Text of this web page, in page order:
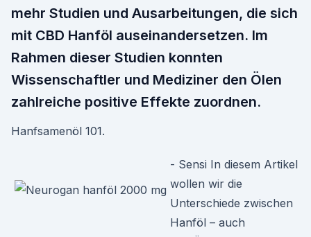
mehr Studien und Ausarbeitungen, die sich
mit CBD Hanföl auseinandersetzen. Im
Rahmen dieser Studien konnten
Wissenschaftler und Mediziner den Ölen
zahlreiche positive Effekte zuordnen.
Hanfsamenöl 101.
- Sensi In diesem Artikel
wollen wir die
Unterschiede zwischen
Hanföl – auch